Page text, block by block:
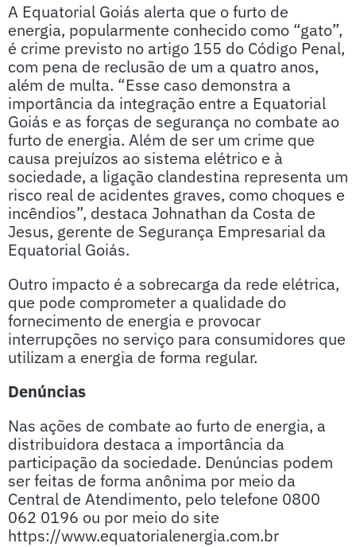
A Equatorial Goiás alerta que o furto de
energia, popularmente conhecido como “gato”,
é crime previsto no artigo 155 do Código Penal,
com pena de reclusão de um a quatro anos,
além de multa. “Esse caso demonstra a
importância da integração entre a Equatorial
Goiás e as forças de segurança no combate ao
furto de energia. Além de ser um crime que
causa prejuízos ao sistema elétrico e à
sociedade, a ligação clandestina representa um
risco real de acidentes graves, como choques e
incêndios”, destaca Johnathan da Costa de
Jesus, gerente de Segurança Empresarial da
Equatorial Goiás.
Outro impacto é a sobrecarga da rede elétrica,
que pode comprometer a qualidade do
fornecimento de energia e provocar
interrupções no serviço para consumidores que
utilizam a energia de forma regular.
Denúncias
Nas ações de combate ao furto de energia, a
distribuidora destaca a importância da
participação da sociedade. Denúncias podem
ser feitas de forma anônima por meio da
Central de Atendimento, pelo telefone 0800
062 0196 ou por meio do site
https://www.equatorialenergia.com.br